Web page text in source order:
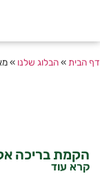
דף הבית »הבלוג שלנו »
הקמת בריכה
קרא עוד